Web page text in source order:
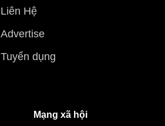
Liên Hệ
Advertise
Tuyển dụng
Mạng xã hội